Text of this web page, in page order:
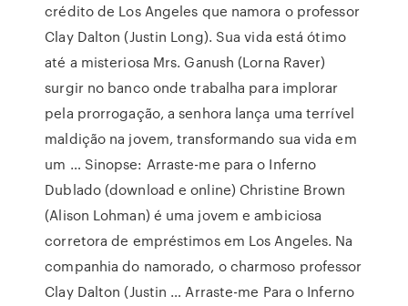
crédito de Los Angeles que namora o professor
Clay Dalton (Justin Long). Sua vida está ótimo
até a misteriosa Mrs. Ganush (Lorna Raver)
surgir no banco onde trabalha para implorar
pela prorrogação, a senhora lança uma terrível
maldição na jovem, transformando sua vida em
um … Sinopse: Arraste-me para o Inferno
Dublado (download e online) Christine Brown
(Alison Lohman) é uma jovem e ambiciosa
corretora de empréstimos em Los Angeles. Na
companhia do namorado, o charmoso professor
Clay Dalton (Justin … Arraste-me Para o Inferno